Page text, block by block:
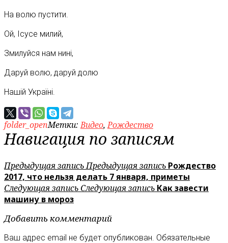
На волю пустити.
Ой, Ісусе милий,
Змилуйся нам нині,
Даруй волю, даруй долю
Нашій Україні.
folder_openМетки:Видео,Рождество
Навигация по записям
Предыдущая записьПредыдущая запись Рождество
2017, что нельзя делать 7 января, приметы
Следующая запись Следующая запись Как завести
машину в мороз
Добавить комментарий
Ваш адрес email не будет опубликован. Обязательные